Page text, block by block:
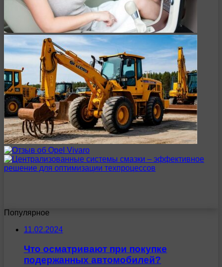
Популярное
11.02.2024
Что осматривают при покупке
подержанных автомобилей?